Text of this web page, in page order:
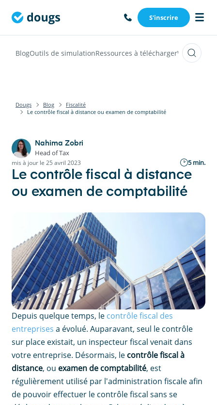
S'inscrire
BlogOutils de simulationRessources à téléchargerWebinars
Dougs Blog
Fiscalité
Le contrôle fiscal à distance ou examen de comptabilité
Nahima Zobri
Head of Tax
mis à jour le 25 avril 2023 5 min.
Le contrôle fiscal à distance
ou examen de comptabilité
Depuis quelque temps, le contrôle fiscal des
entreprises a évolué. Auparavant, seul le contrôle
sur place existait, un inspecteur fiscal venait dans
votre entreprise. Désormais, le contrôle fiscal à
distance, ou examen de comptabilité, est
régulièrement utilisé par l'administration fiscale afin
de pouvoir effectuer le contrôle fiscal sans se